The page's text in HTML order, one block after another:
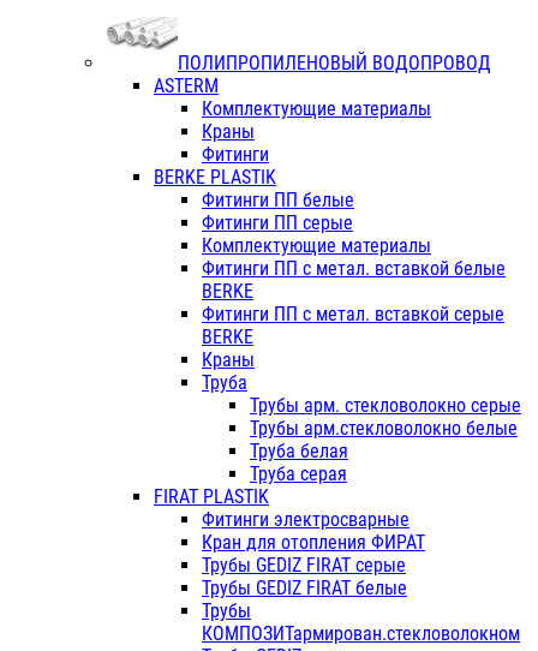
ПОЛИПРОПИЛЕНОВЫЙ ВОДОПРОВОД
ASTERM
Комплектующие материалы
Краны
Фитинги
BERKE PLASTIK
Фитинги ПП белые
Фитинги ПП серые
Комплектующие материалы
Фитинги ПП с метал. вставкой белые
BERKE
Фитинги ПП с метал. вставкой серые
BERKE
Краны
Труба
Трубы арм. стекловолокно серые
Трубы арм.стекловолокно белые
Труба белая
Труба серая
FIRAT PLASTIK
Фитинги электросварные
Кран для отопления ФИРАТ
Трубы GEDIZ FIRAT серые
Трубы GEDIZ FIRAT белые
Трубы
КОМПОЗИТармирован.стекловолокном